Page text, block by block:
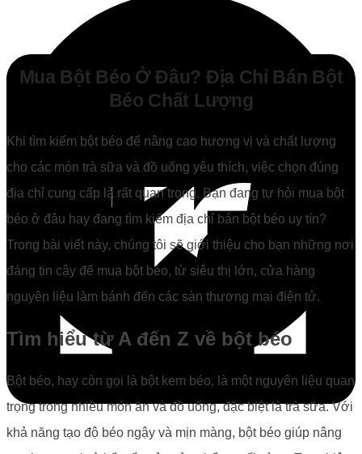
Mua Bột Béo Ở Đâu? Địa Chỉ Bán Bột
Béo Chất Lượng
Khi tìm kiếm bột béo để nâng cao hương vị và chất lượng
cho các món trà sữa và đồ uống yêu thích, việc chọn đúng
địa chỉ cung cấp là rất quan trọng. Bạn đang tự hỏi mua bột
béo ở đâu hay đang tìm kiếm địa chỉ bán bột béo uy tín?
Trong bài viết này, chúng tôi sẽ giới thiệu cho bạn những nơi
đáng tin cậy để mua bột béo, từ siêu thị lớn, cửa hàng
nguyên liệu làm bánh đến các sàn thương mại điện tử.
Tìm hiểu từ A đến Z về bột béo
Bột béo, hay còn gọi là bột kem béo, là một nguyên liệu quan
trọng trong nhiều món ăn và đồ uống, đặc biệt là trà sữa. Với
khả năng tạo độ béo ngậy và mịn màng, bột béo giúp nâng